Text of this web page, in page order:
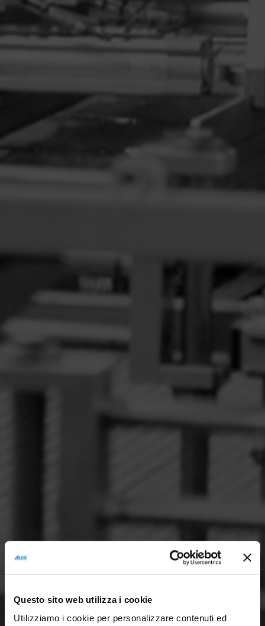
Questo sito web utilizza i cookie
Utilizziamo i cookie per personalizzare contenuti ed
DIVIDER W RUCHU CIĄGŁYM